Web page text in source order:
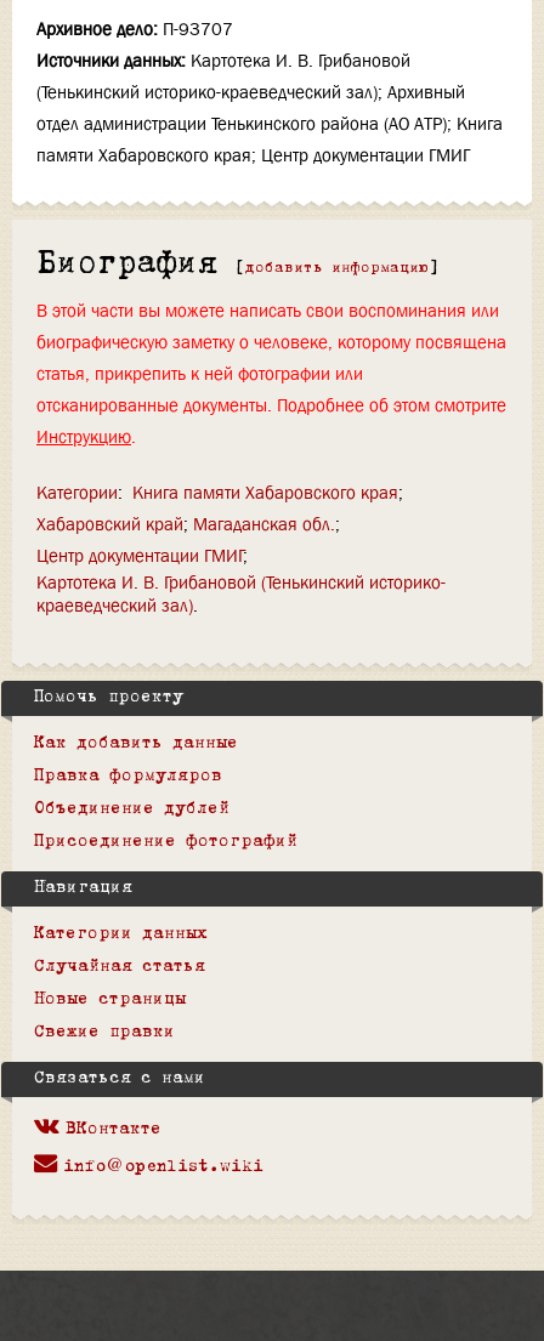
Архивное дело: П-93707
Источники данных: Картотека И. В. Грибановой
(Тенькинский историко-краеведческий зал); Архивный
отдел администрации Тенькинского района (АО АТР); Книга
памяти Хабаровского края; Центр документации ГМИГ
Биография [ добавить информацию ]
В этой части вы можете написать свои воспоминания или
биографическую заметку о человеке, которому посвящена
статья, прикрепить к ней фотографии или
отсканированные документы. Подробнее об этом смотрите
Инструкцию.
Категории: Книга памяти Хабаровского края
Хабаровский край Магаданская обл.
Центр документации ГМИГ
Картотека И. В. Грибановой (Тенькинский историко-
краеведческий зал)
Помочь проекту
Как добавить данные
Правка формуляров
Объединение дублей
Присоединение фотографий
Навигация
Категории данных
Случайная статья
Новые страницы
Свежие правки
Связаться с нами
ВКонтакте
info@openlist.wiki